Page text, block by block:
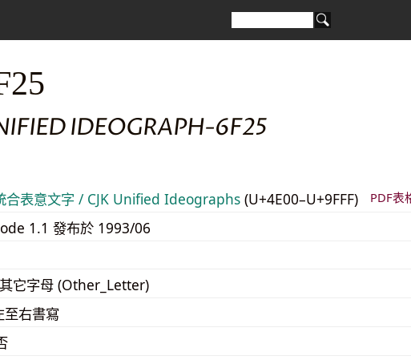
IDEOGRAPH-6F25
合表意文字 / CJK Unified Ideographs (U+4E00–U+9FFF) PDF表
1.1 發布於 1993/06
它字母 (Other_Letter)
至右書寫